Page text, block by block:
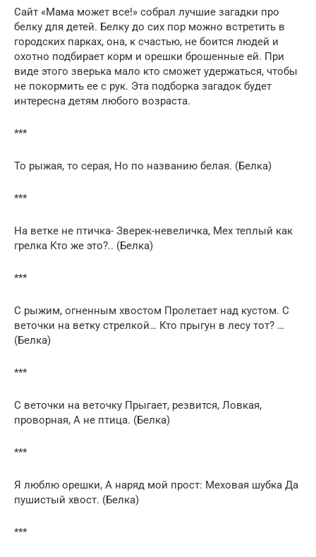
Сайт «Мама может все!» собрал лучшие загадки про
белку для детей. Белку до сих пор можно встретить в
городских парках, она, к счастью, не боится людей и
охотно подбирает корм и орешки брошенные ей. При
виде этого зверька мало кто сможет удержаться, чтобы
не покормить ее с рук. Эта подборка загадок будет
интересна детям любого возраста.
***
То рыжая, то серая, Но по названию белая. (Белка)
***
На ветке не птичка- Зверек-невеличка, Мех теплый как
грелка Кто же это?.. (Белка)
***
С рыжим, огненным хвостом Пролетает над кустом. С
веточки на ветку стрелкой… Кто прыгун в лесу тот? …
(Белка)
***
С веточки на веточку Прыгает, резвится, Ловкая,
проворная, А не птица. (Белка)
***
Я люблю орешки, А наряд мой прост: Меховая шубка Да
пушистый хвост. (Белка)
***